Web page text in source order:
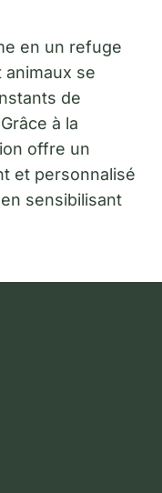
en un refuge
se
de
à la
offre un
et personnalisé
sensibilisant